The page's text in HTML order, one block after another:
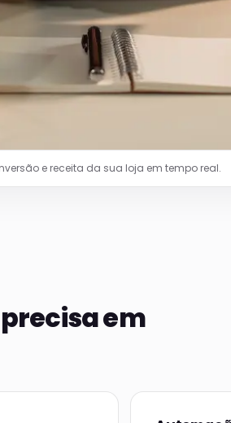
e receita da sua loja em tempo real.
em